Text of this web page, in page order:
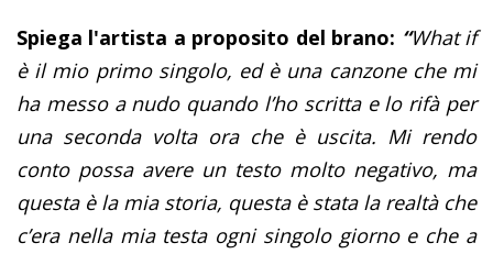
Spiega l'artista a proposito del brano: “What if
è il mio primo singolo, ed è una canzone che mi
ha messo a nudo quando l’ho scritta e lo rifà per
una seconda volta ora che è uscita. Mi rendo
conto possa avere un testo molto negativo, ma
questa è la mia storia, questa è stata la realtà che
c’era nella mia testa ogni singolo giorno e che a